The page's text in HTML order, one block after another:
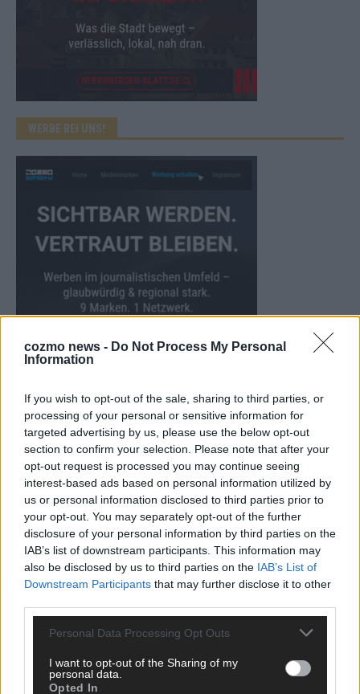
cozmo news - Do Not Process My Personal
Information
If you wish to opt-out of the sale, sharing to third parties, or
processing of your personal or sensitive information for
targeted advertising by us, please use the below opt-out
section to confirm your selection. Please note that after your
opt-out request is processed you may continue seeing
interest-based ads based on personal information utilized by
us or personal information disclosed to third parties prior to
your opt-out. You may separately opt-out of the further
disclosure of your personal information by third parties on the
IAB’s list of downstream participants. This information may
also be disclosed by us to third parties on the IAB’s List of
Downstream Participants that may further disclose it to other
Personal Data Processing Opt Outs
I want to opt-out of the Sharing of my
personal data.
Opted In
WERBE BEI UNS!
AD